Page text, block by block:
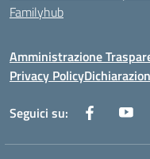
Familyhub
Amministrazione
Privacy Policy
Seguici su: